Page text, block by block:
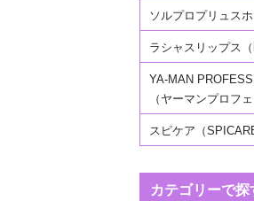
ソルプロプリュス
ラシャスリップス（
YA-MAN
（ヤーマンプロフ
スピケア（
カテゴリーで探